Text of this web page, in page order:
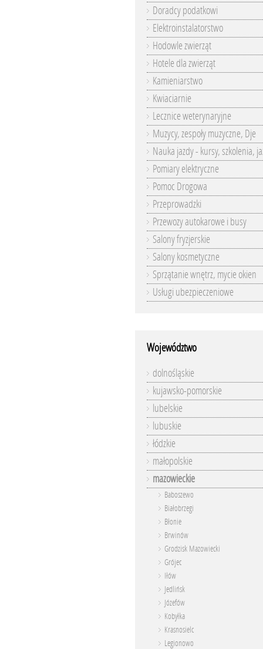
Doradcy podatkowi
Elektroinstalatorstwo
Hodowle zwierząt
Hotele dla zwierząt
Kamieniarstwo
Kwiaciarnie
Lecznice weterynaryjne
Muzycy, zespoły muzyczne, Dje
Nauka jazdy - kursy, szkolenia,
Pomiary elektryczne
Pomoc Drogowa
Przeprowadzki
Przewozy autokarowe i busy
Salony fryzjerskie
Salony kosmetyczne
Sprzątanie wnętrz, mycie okien
Usługi ubezpieczeniowe
Województwo
dolnośląskie
kujawsko-pomorskie
lubelskie
lubuskie
łódzkie
małopolskie
mazowieckie
Baboszewo
Białobrzegi
Błonie
Brwinów
Grodzisk Mazowiecki
Grójec
Iłów
Jedlińsk
Józefów
Kobyłka
Krasnosielc
Legionowo